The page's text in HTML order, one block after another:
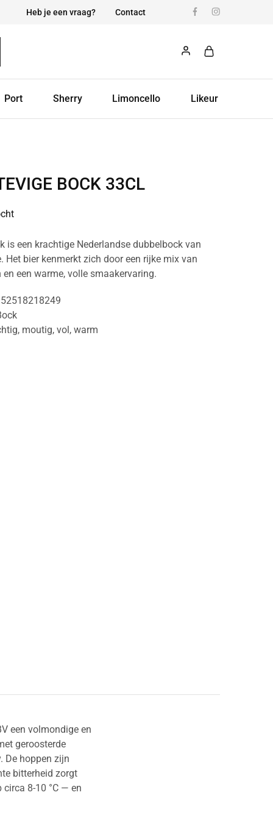
Heb je een vraag? Contact
Port Sherry Limoncello Likeur
BOCK 33CL
is een krachtige Nederlandse dubbelbock van
Het bier kenmerkt zich door een rijke mix van
een warme, volle smaakervaring.
, moutig, vol, warm
een volmondige en
geroosterde
De hoppen zijn
bitterheid zorgt
8-10 °C — en